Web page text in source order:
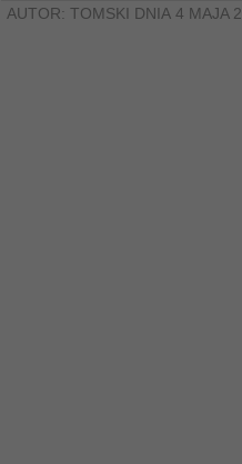
AUTOR: TOMSKI DNIA 4 MAJA